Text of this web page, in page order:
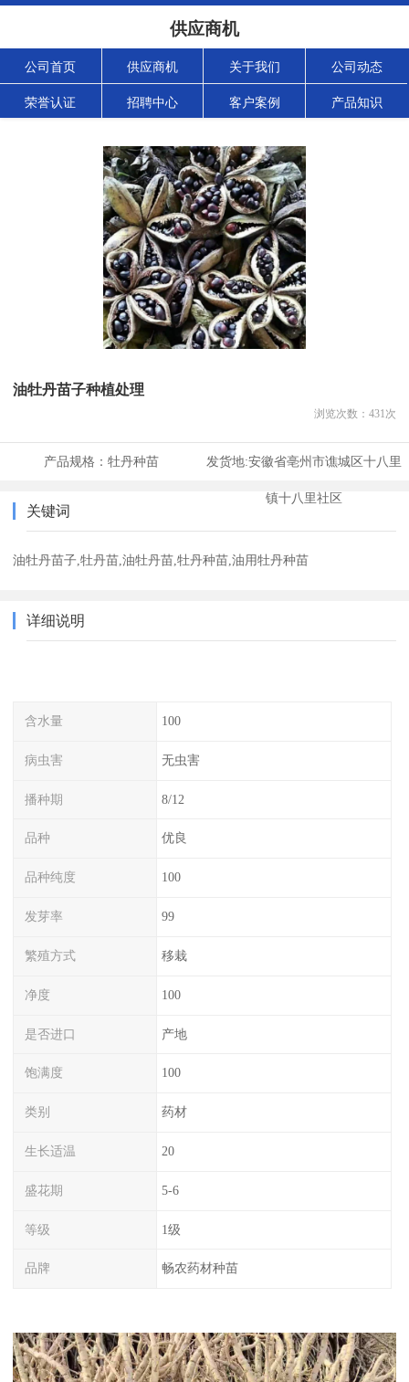
供应商机
公司首页 供应商机 关于我们 公司动态
荣誉认证 招聘中心 客户案例 产品知识
油牡丹苗子种植处理
浏览次数： 431次
产品规格： 牡丹种苗 发货地:安徽省亳州市谯城区十八里
镇十八里社区
关键词
油牡丹苗子,牡丹苗,油牡丹苗,牡丹种苗,油用牡丹种苗
详细说明
含水量 100
病虫害 无虫害
播种期 8/12
品种 优良
品种纯度 100
发芽率 99
繁殖方式 移栽
净度 100
是否进口 产地
饱满度 100
类别 药材
生长适温 20
盛花期 5-6
等级 1级
品牌 畅农药材种苗